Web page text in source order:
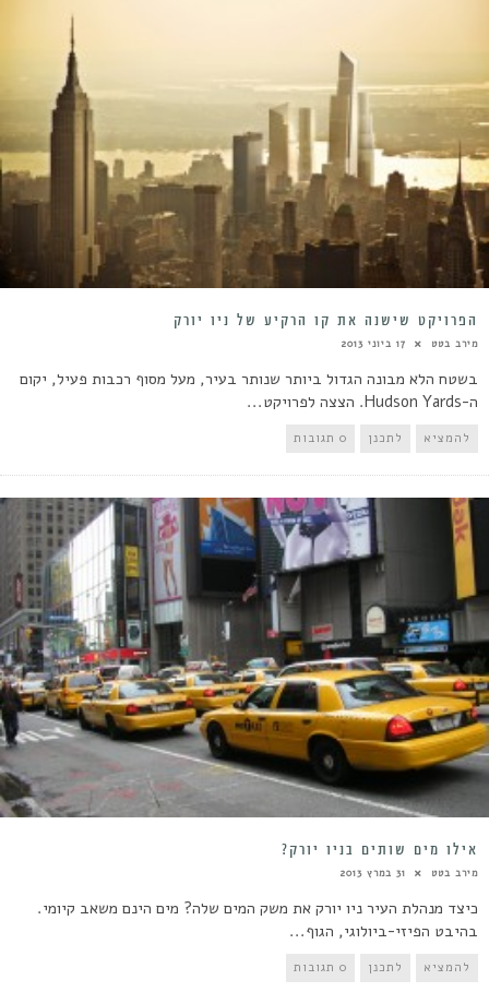
הפרויקט שישנה את קו הרקיע של ניו יורק
מירב בטט 17 ביוני 2013
בשטח הלא מבונה הגדול ביותר שנותר בעיר, מעל מסוף רכבות פעיל, יקום
ה-Hudson Yards. הצצה לפרויקט...
להמציא לתכנן 0 תגובות
אילו מים שותים בניו יורק?
מירב בטט 31 במרץ 2013
כיצד מנהלת העיר ניו יורק את משק המים שלה? מים הינם משאב קיומי.
בהיבט הפיזי-ביולוגי, הגוף...
להמציא לתכנן 0 תגובות